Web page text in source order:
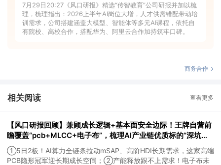
7月29日20:27《风口研报》精选“传智教育”公司研报并加以梳
理，梳理指出：2026上半年AI岗位大增，人才供需错配带动培
训需求，公司搭建涵盖大模型、智能体等多元AI课程，依托自
有院校、高校合作，搭配华为、阿里云合作加持筑牢口碑。
商务合作
相关阅读 查看更多
【风口研报回顾】兼顾成长逻辑+基本面安全边际！王牌自营前
瞻覆盖“pcb+MLCC+电子布”，梳理AI产业链优质标的“深坑起
跳”
①5日2板！AI算力全链条拉动mSAP、高阶HDI长期需求，这家高端
PCB隐形冠军迎长期成长空间；②产能释放跟不上需求！电子布未